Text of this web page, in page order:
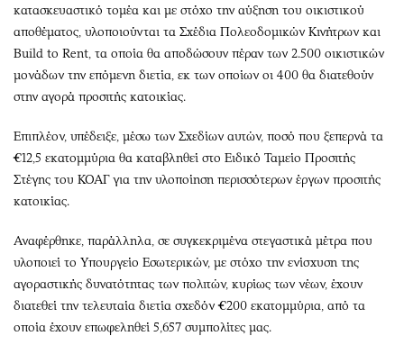
κατασκευαστικό τομέα και με στόχο την αύξηση του οικιστικού
αποθέματος, υλοποιούνται τα Σχέδια Πολεοδομικών Κινήτρων και
Build to Rent, τα οποία θα αποδώσουν πέραν των 2.500 οικιστικών
μονάδων την επόμενη διετία, εκ των οποίων οι 400 θα διατεθούν
στην αγορά προσιτής κατοικίας.
Επιπλέον, υπέδειξε, μέσω των Σχεδίων αυτών, ποσό που ξεπερνά τα
€12,5 εκατομμύρια θα καταβληθεί στο Ειδικό Ταμείο Προσιτής
Στέγης του ΚΟΑΓ για την υλοποίηση περισσότερων έργων προσιτής
κατοικίας.
Αναφέρθηκε, παράλληλα, σε συγκεκριμένα στεγαστικά μέτρα που
υλοποιεί το Υπουργείο Εσωτερικών, με στόχο την ενίσχυση της
αγοραστικής δυνατότητας των πολιτών, κυρίως των νέων, έχουν
διατεθεί την τελευταία διετία σχεδόν €200 εκατομμύρια, από τα
οποία έχουν επωφεληθεί 5,657 συμπολίτες μας.